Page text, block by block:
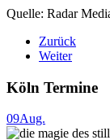
Quelle: Radar
Zurück
Weiter
Köln Termine
09Aug.